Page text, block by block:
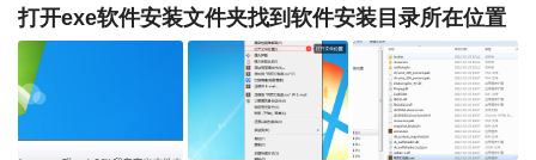
打开exe软件安装文件夹找到软件安装目录所在位置